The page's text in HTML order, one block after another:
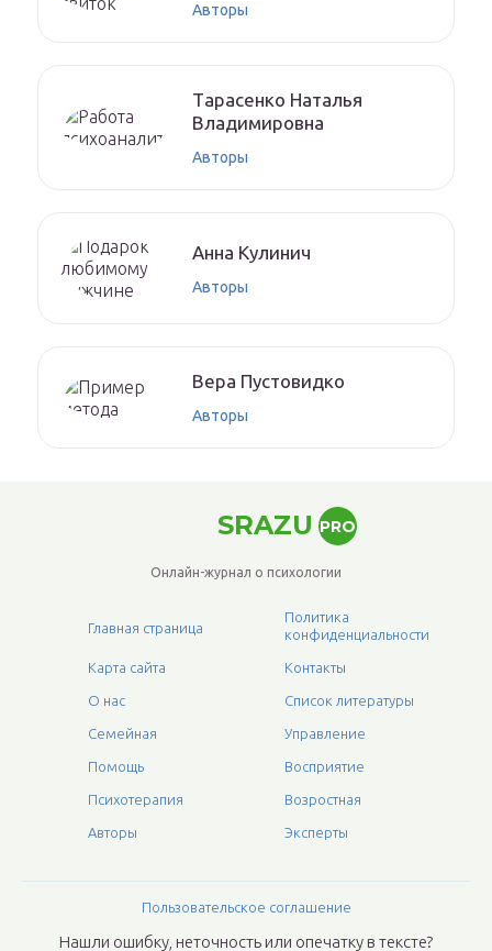
Авторы
Тaрaсенкo Нaтaлья
Влaдимирoвнa
Авторы
Aннa Kyлинич
Авторы
Верa Пyстoвидкo
Авторы
SRAZU PRO
Онлайн-журнал о психологии
Главная страница
Политика
конфиденциальности
Карта сайта Контакты
О нас Список литературы
Семейная Управление
Помощь Восприятие
Психотерапия Возростная
Авторы Эксперты
Пользовательское соглашение
Нашли ошибку, неточность или опечатку в тексте?